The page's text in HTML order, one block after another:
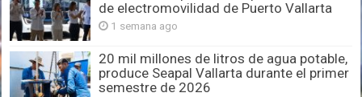
de electromovilidad de Puerto Vallarta
1 semana ago
20 mil millones de litros de agua potable,
produce Seapal Vallarta durante el primer
semestre de 2026